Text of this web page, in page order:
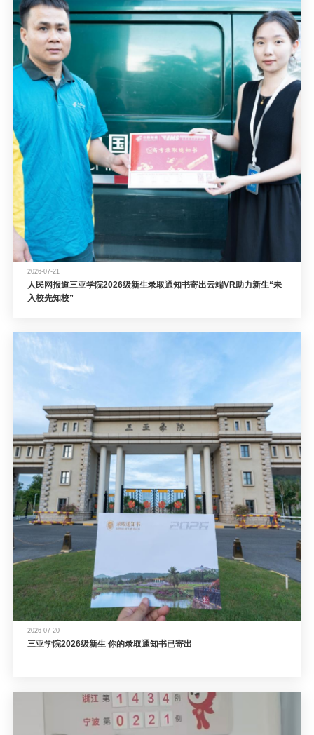
2026-07-21
人民网报道三亚学院2026级新生录取通知书寄出云端VR助力新生“未
入校先知校”
2026-07-20
三亚学院2026级新生 你的录取通知书已寄出